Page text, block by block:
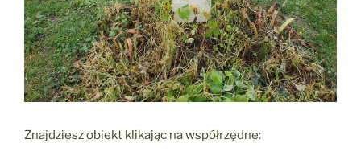
Znajdziesz obiekt klikając na współrzędne: